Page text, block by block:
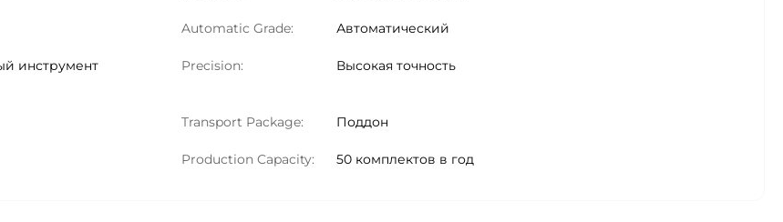
Automatic Grade: Автоматический
инструмент Precision: Высокая точность
Transport Package: Поддон
Production Capacity: 50 комплектов в год